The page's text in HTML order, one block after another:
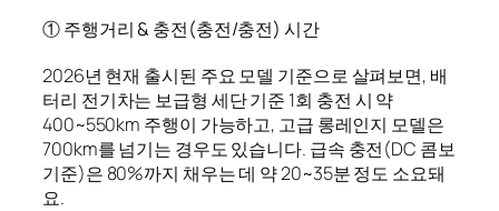
① 주행거리 & 충전(충전/충전) 시간
2026년 현재 출시된 주요 모델 기준으로 살펴보면, 배
터리 전기차는 보급형 세단 기준 1회 충전 시 약
400~550km 주행이 가능하고, 고급 롱레인지 모델은
700km를 넘기는 경우도 있습니다. 급속 충전(DC 콤보
기준)은 80%까지 채우는 데 약 20~35분 정도 소요돼
요.